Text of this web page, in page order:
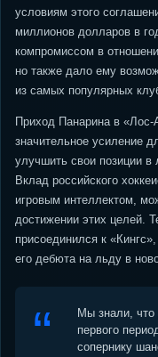
условиям этого
миллионов долларов в
компромиссом в
но также дало ему
из самых популярных
Приход Панарина в
значительное усиление
улучшить свои позиции в
Вклад российского
игровым интеллектом,
достижении этих целей.
присоединился к
его дебюта на льду в
Мы знали, что
первого
сопернику